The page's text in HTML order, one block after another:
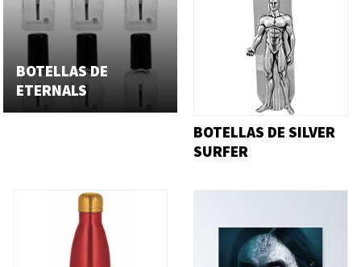
BOTELLAS DE
ETERNALS
BOTELLAS DE SILVER
SURFER